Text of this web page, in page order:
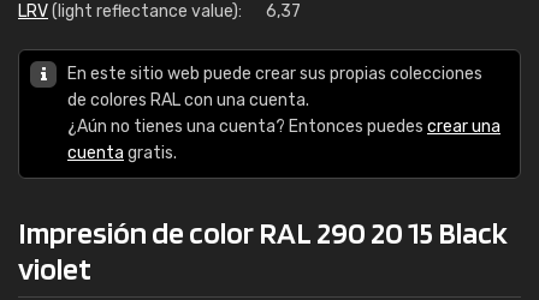
LRV(light reflectance value): 6,37
En este sitio web puede crear sus propias colecciones
de colores RAL con una cuenta.
¿Aún no tienes una cuenta? Entonces puedes crear una
cuenta gratis.
Impresión de color RAL 290 20 15 Black
violet